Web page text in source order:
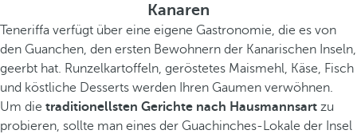
Kanaren
Teneriffa verfügt über eine eigene Gastronomie, die es von
den Guanchen, den ersten Bewohnern der Kanarischen Inseln,
geerbt hat. Runzelkartoffeln, geröstetes Maismehl, Käse, Fisch
und köstliche Desserts werden Ihren Gaumen verwöhnen.
Um die traditionellsten Gerichte nach Hausmannsart zu
probieren, sollte man eines der Guachinches-Lokale der Insel